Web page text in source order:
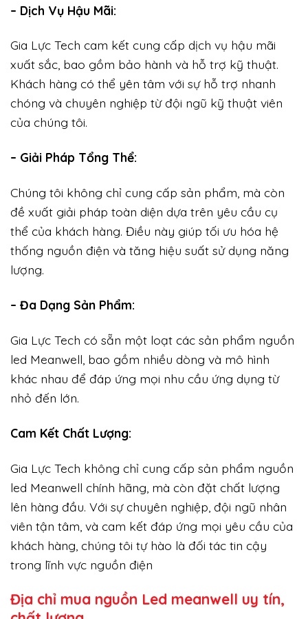
– Dịch Vụ Hậu Mãi:
Gia Lực Tech cam kết cung cấp dịch vụ hậu mãi
xuất sắc, bao gồm bảo hành và hỗ trợ kỹ thuật.
Khách hàng có thể yên tâm với sự hỗ trợ nhanh
chóng và chuyên nghiệp từ đội ngũ kỹ thuật viên
của chúng tôi.
– Giải Pháp Tổng Thể:
Chúng tôi không chỉ cung cấp sản phẩm, mà còn
đề xuất giải pháp toàn diện dựa trên yêu cầu cụ
thể của khách hàng. Điều này giúp tối ưu hóa hệ
thống nguồn điện và tăng hiệu suất sử dụng năng
lượng.
– Đa Dạng Sản Phẩm:
Gia Lực Tech có sẵn một loạt các sản phẩm nguồn
led Meanwell, bao gồm nhiều dòng và mô hình
khác nhau để đáp ứng mọi nhu cầu ứng dụng từ
nhỏ đến lớn.
Cam Kết Chất Lượng:
Gia Lực Tech không chỉ cung cấp sản phẩm nguồn
led Meanwell chính hãng, mà còn đặt chất lượng
lên hàng đầu. Với sự chuyên nghiệp, đội ngũ nhân
viên tận tâm, và cam kết đáp ứng mọi yêu cầu của
khách hàng, chúng tôi tự hào là đối tác tin cậy
trong lĩnh vực nguồn điện
Địa chỉ mua nguồn Led meanwell uy tín,